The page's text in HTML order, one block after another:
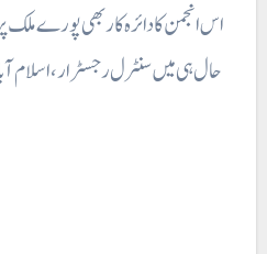
اس انجمن کا دائرہ کار بھی پورے ملک
حال ہی میں سنٹرل رجسٹرار، اسلام